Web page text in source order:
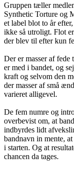
Gruppen tæller
Synthetic Torture og
et label blot to år
ikke så utroligt. Flot
der blev til efter kun
Der er masser af
er med i bandet, og
kraft og selvom den
der masser af små
varieret alligevel.
De fem numre og
overbevist om, at
indbyrdes lidt
bandnavn in mente,
i starten. Og at
chancen da tages.